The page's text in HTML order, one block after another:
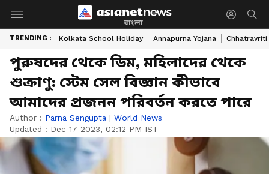
বাংলা
TRENDING : Kolkata School Holiday Annapurna Yojana Chhatravriti
পুরুষদের থেকে ডিম, মহিলাদের থেকে
শুক্রাণু: স্টেম সেল বিজ্ঞান কীভাবে
আমাদের প্রজনন পরিবর্তন করতে পারে
Author : Parna Sengupta | World News
Updated : Dec 17 2023, 02:12 PM IST